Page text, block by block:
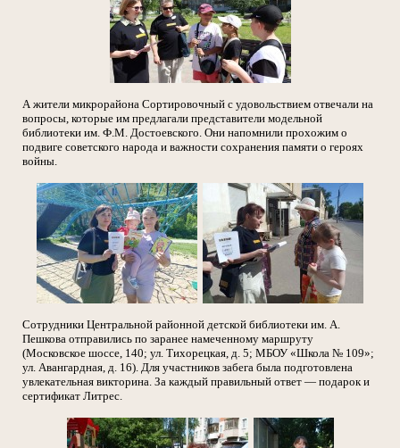
А жители микрорайона Сортировочный с удовольствием отвечали на
вопросы, которые им предлагали представители модельной
библиотеки им. Ф.М. Достоевского. Они напомнили прохожим о
подвиге советского народа и важности сохранения памяти о героях
войны.
Сотрудники Центральной районной детской библиотеки им. А.
Пешкова отправились по заранее намеченному маршруту
(Московское шоссе, 140; ул. Тихорецкая, д. 5; МБОУ «Школа № 109»;
ул. Авангардная, д. 16). Для участников забега была подготовлена
увлекательная викторина. За каждый правильный ответ — подарок и
сертификат Литрес.